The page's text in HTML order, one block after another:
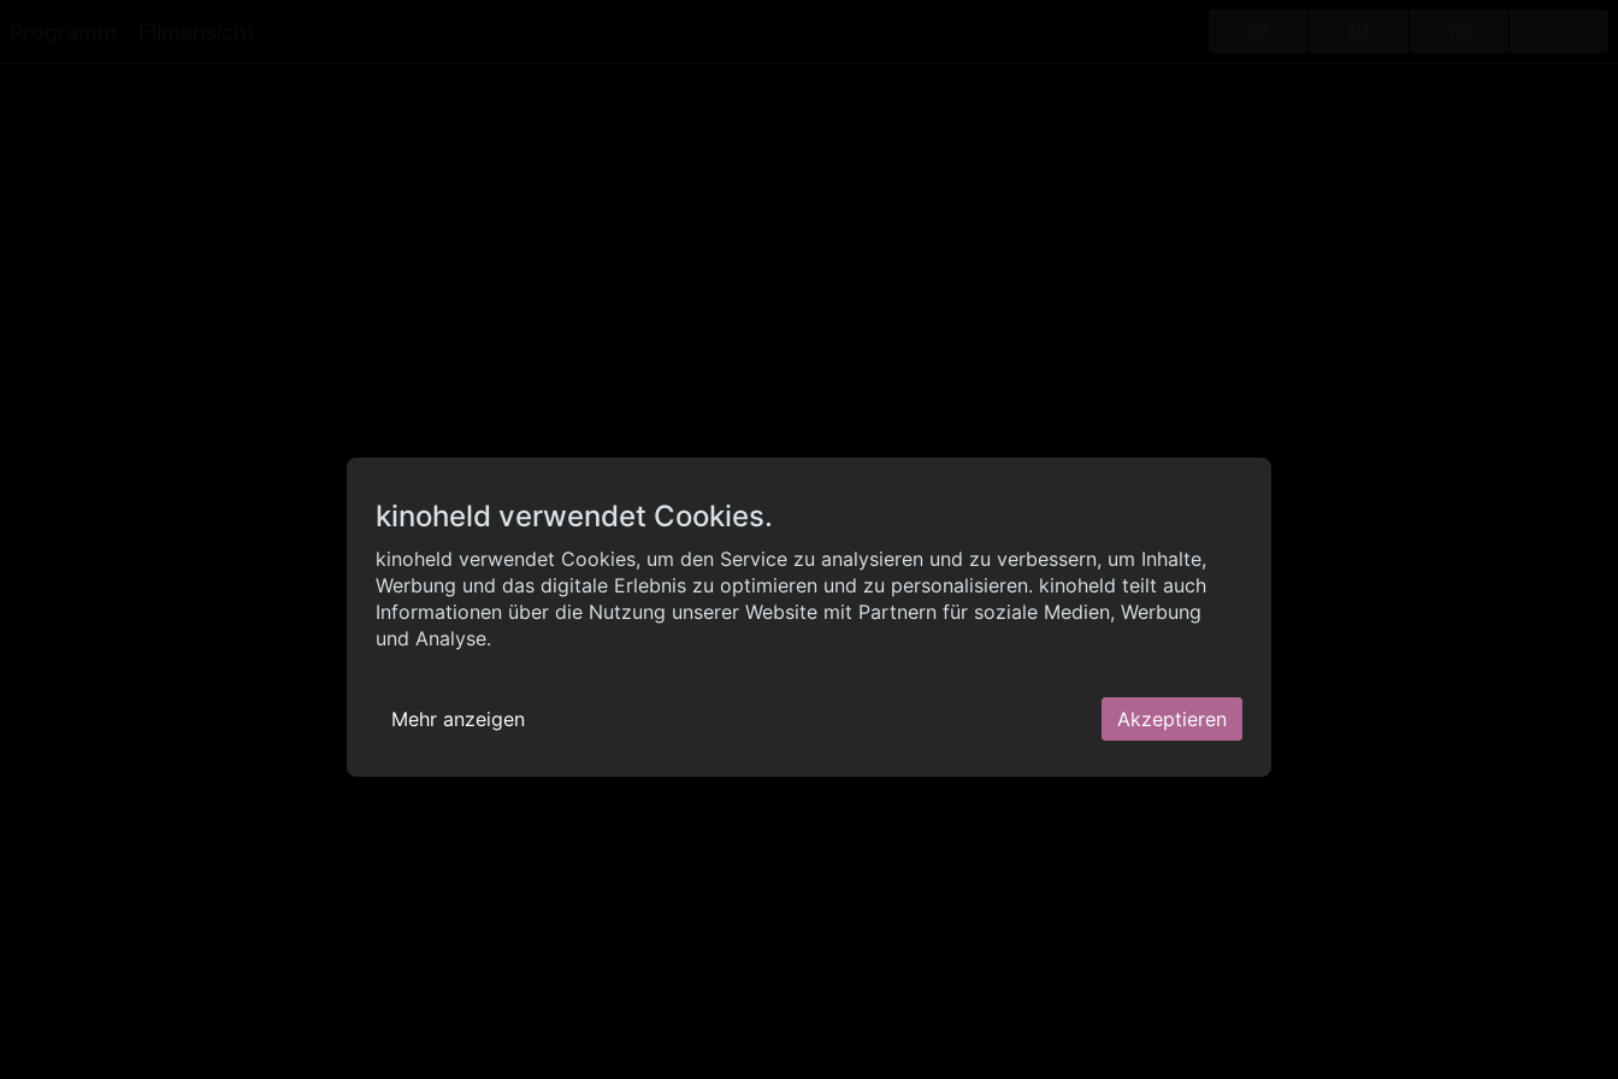
kinoheld verwendet Cookies.
kinoheld verwendet Cookies, um den Service zu analysieren und zu verbessern, um Inhalte,
Werbung und das digitale Erlebnis zu optimieren und zu personalisieren. kinoheld teilt auch
Informationen über die Nutzung unserer Website mit Partnern für soziale Medien, Werbung
und Analyse.
Mehr anzeigen Akzeptieren
Info
{ "__sentry_xhr__": { "method": "POST", "url": "//graph.kinoheld.de:/graphql/v1/query?lang=de",
"status_code": 0 } }